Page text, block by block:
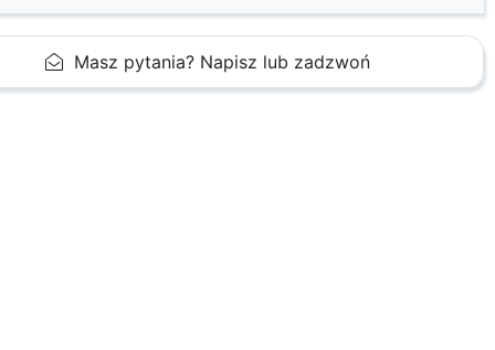
Masz pytania? Napisz lub zadzwoń